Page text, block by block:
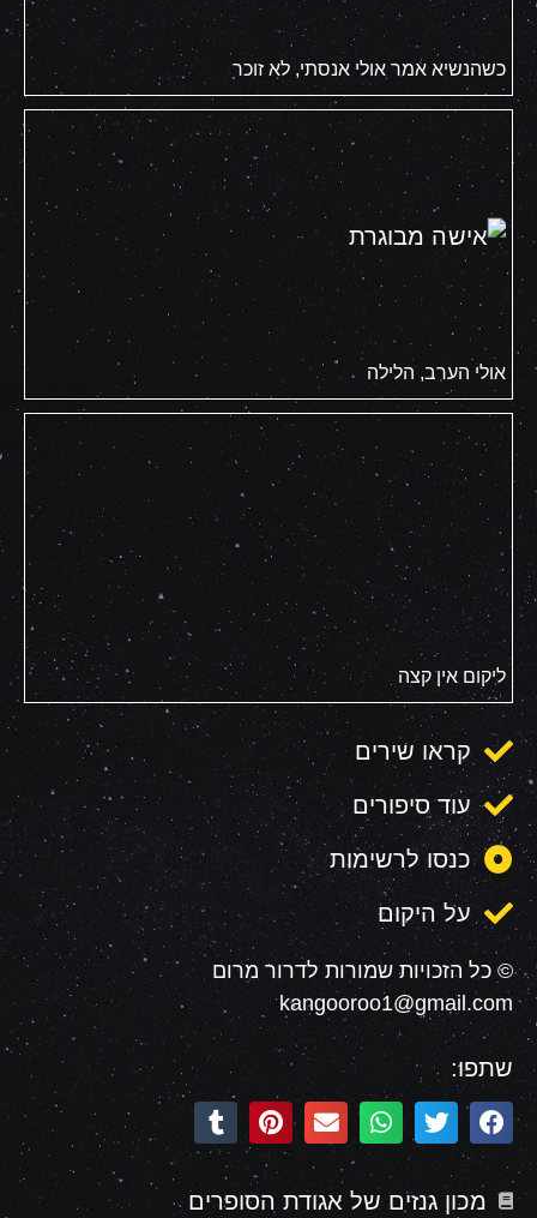
כשהנשיא אמר אולי אנסתי, לא זוכר
אולי הערב, הלילה
ליקום אין קצה
קראו שירים
עוד סיפורים
כנסו לרשימות
על היקום
© כל הזכויות שמורות לדרור מרום
kangooroo1@gmail.com
שתפו:
מכון גנזים של אגודת הסופרים